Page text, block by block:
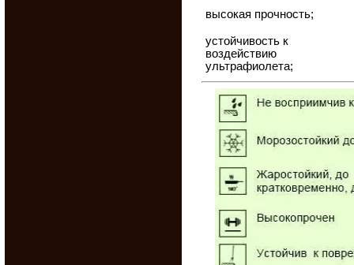
высокая прочность;
устойчивость к
воздействию
ультрафиолета;